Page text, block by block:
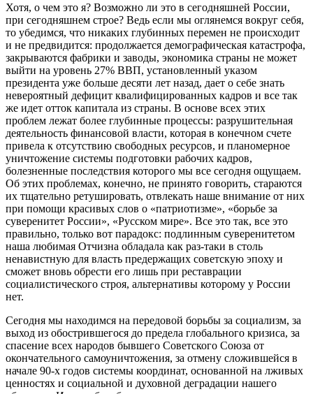
Хотя, о чем это я? Возможно ли это в сегодняшней России,
при сегодняшнем строе? Ведь если мы оглянемся вокруг себя,
то убедимся, что никаких глубинных перемен не происходит
и не предвидится: продолжается демографическая катастрофа,
закрываются фабрики и заводы, экономика страны не может
выйти на уровень 27% ВВП, установленный указом
президента уже больше десяти лет назад, дает о себе знать
невероятный дефицит квалифицированных кадров и все так
же идет отток капитала из страны. В основе всех этих
проблем лежат более глубинные процессы: разрушительная
деятельность финансовой власти, которая в конечном счете
привела к отсутствию свободных ресурсов, и планомерное
уничтожение системы подготовки рабочих кадров,
болезненные последствия которого мы все сегодня ощущаем.
Об этих проблемах, конечно, не принято говорить, стараются
их тщательно ретушировать, отвлекать наше внимание от них
при помощи красивых слов о «патриотизме», «борьбе за
суверенитет России», «Русском мире». Все это так, все это
правильно, только вот парадокс: подлинным суверенитетом
наша любимая Отчизна обладала как раз-таки в столь
ненавистную для власть предержащих советскую эпоху и
сможет вновь обрести его лишь при реставрации
социалистического строя, альтернативы которому у России
нет.
Сегодня мы находимся на передовой борьбы за социализм, за
выход из обострившегося до предела глобального кризиса, за
спасение всех народов бывшего Советского Союза от
окончательного самоуничтожения, за отмену сложившейся в
начале 90-х годов системы координат, основанной на лживых
ценностях и социальной и духовной деградации нашего